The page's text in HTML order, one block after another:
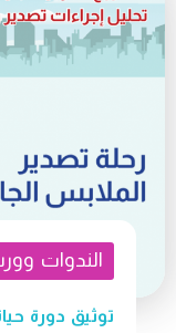
الندوات
توثيق دورة